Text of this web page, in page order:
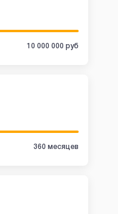
10 000 000 руб
360 месяцев